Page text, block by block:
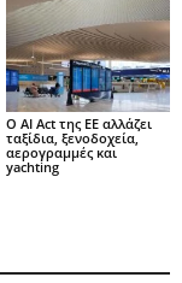
Ο AI Act της ΕΕ αλλάζει
ταξίδια, ξενοδοχεία,
αερογραμμές και
yachting